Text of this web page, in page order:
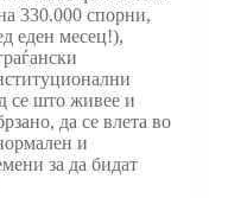
330.000 спорни,
еден месец!),
се што живее и
да се влета во
и
за да бидат